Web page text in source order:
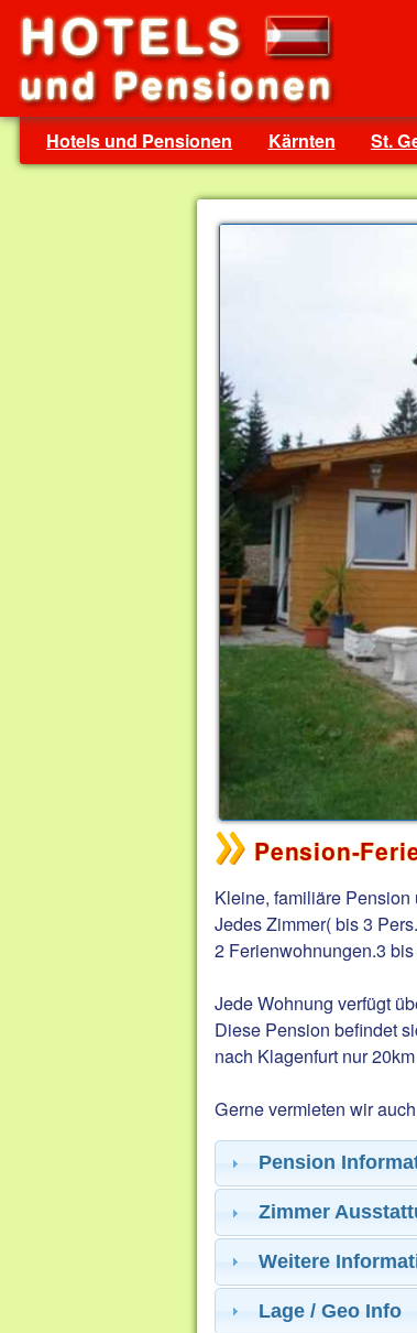
Hotels und Pensionen Kärnten St.
Pension-
Kleine, familiäre
Jedes Zimmer( bis 3
2 Ferienwohnungen.3
Jede Wohnung verfügt
Diese Pension befindet
nach Klagenfurt nur
Gerne vermieten wir
Pension
Zimmer
Weitere
Lage / Geo Info